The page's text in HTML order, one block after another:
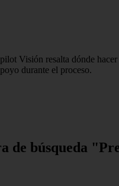
Visión resalta dónde
durante el proceso.
de búsqueda